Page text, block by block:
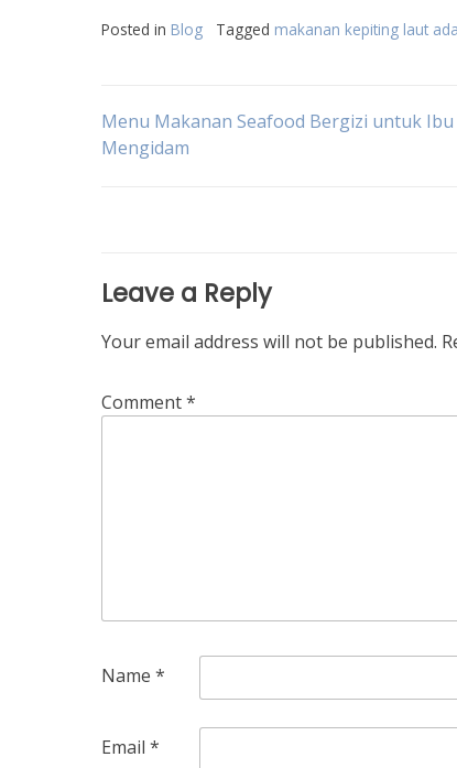
Posted in Blog Tagged makanan kepiting laut
Post
Menu Makanan Seafood Bergizi untuk
Mengidam
Leave a Reply
Your email address will not be published.
Comment*
Name *
Email *